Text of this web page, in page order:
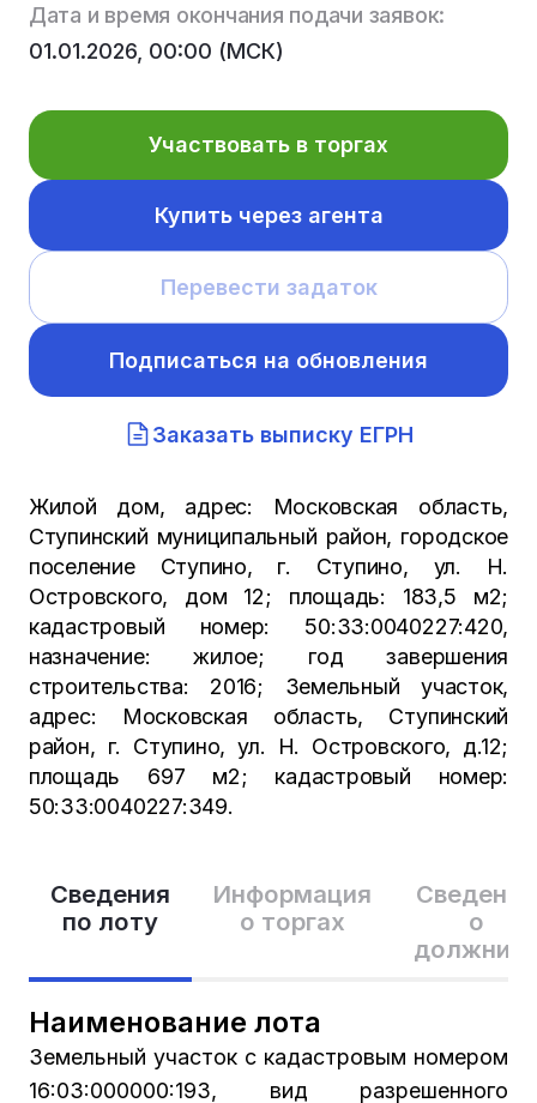
Сведения
по лоту
Информация
о торгах
Сведения
о
Наименование лота
Земельный участок с кадастровым номером
16:03:000000:193, вид разрешенного
Дата и время окончания подачи заявок:
01.01.2026, 00:00 (МСК)
Участвовать в торгах
Купить через агента
Перевести задаток
Подписаться на обновления
Заказать выписку ЕГРН
Жилой дом, адрес: Московская область,
Ступинский муниципальный район, городское
поселение Ступино, г. Ступино, ул. Н.
Островского, дом 12; площадь: 183,5 м2;
кадастровый номер: 50:33:0040227:420,
назначение: жилое; год завершения
строительства: 2016; Земельный участок,
адрес: Московская область, Ступинский
район, г. Ступино, ул. Н. Островского, д.12;
площадь 697 м2; кадастровый номер:
50:33:0040227:349.